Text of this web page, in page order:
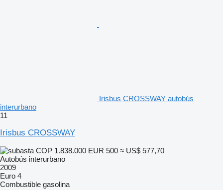
Irisbus CROSSWAY autobús
interurbano
11
Irisbus CROSSWAY
COP 1.838.000 EUR 500 ≈ US$ 577,70
Autobús interurbano
2009
Euro 4
Combustible gasolina